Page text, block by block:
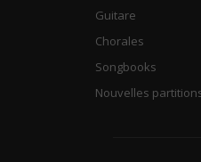
Guitare
Chorales
Songbooks
Nouvelles